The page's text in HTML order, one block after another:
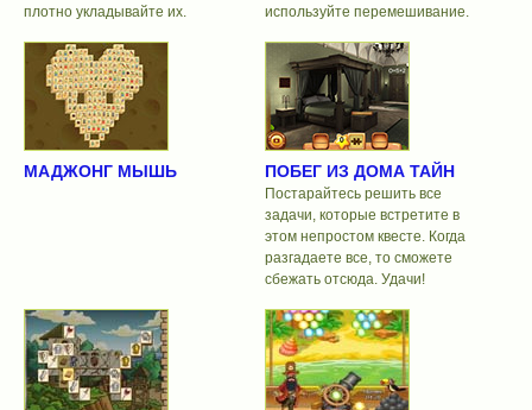
плотно укладывайте их.
используйте перемешивание.
МАДЖОНГ МЫШЬ ПОБЕГ ИЗ ДОМА ТАЙН
Постарайтесь решить все
задачи, которые встретите в
этом непростом квесте. Когда
разгадаете все, то сможете
сбежать отсюда. Удачи!